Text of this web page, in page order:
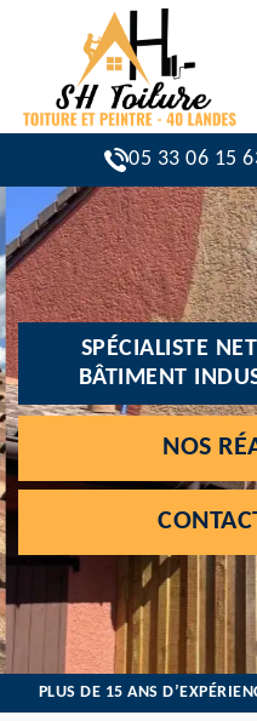
05 33 06 15
SPÉCIALISTE
BÂTIMENT
NOS
PLUS DE 15 ANS